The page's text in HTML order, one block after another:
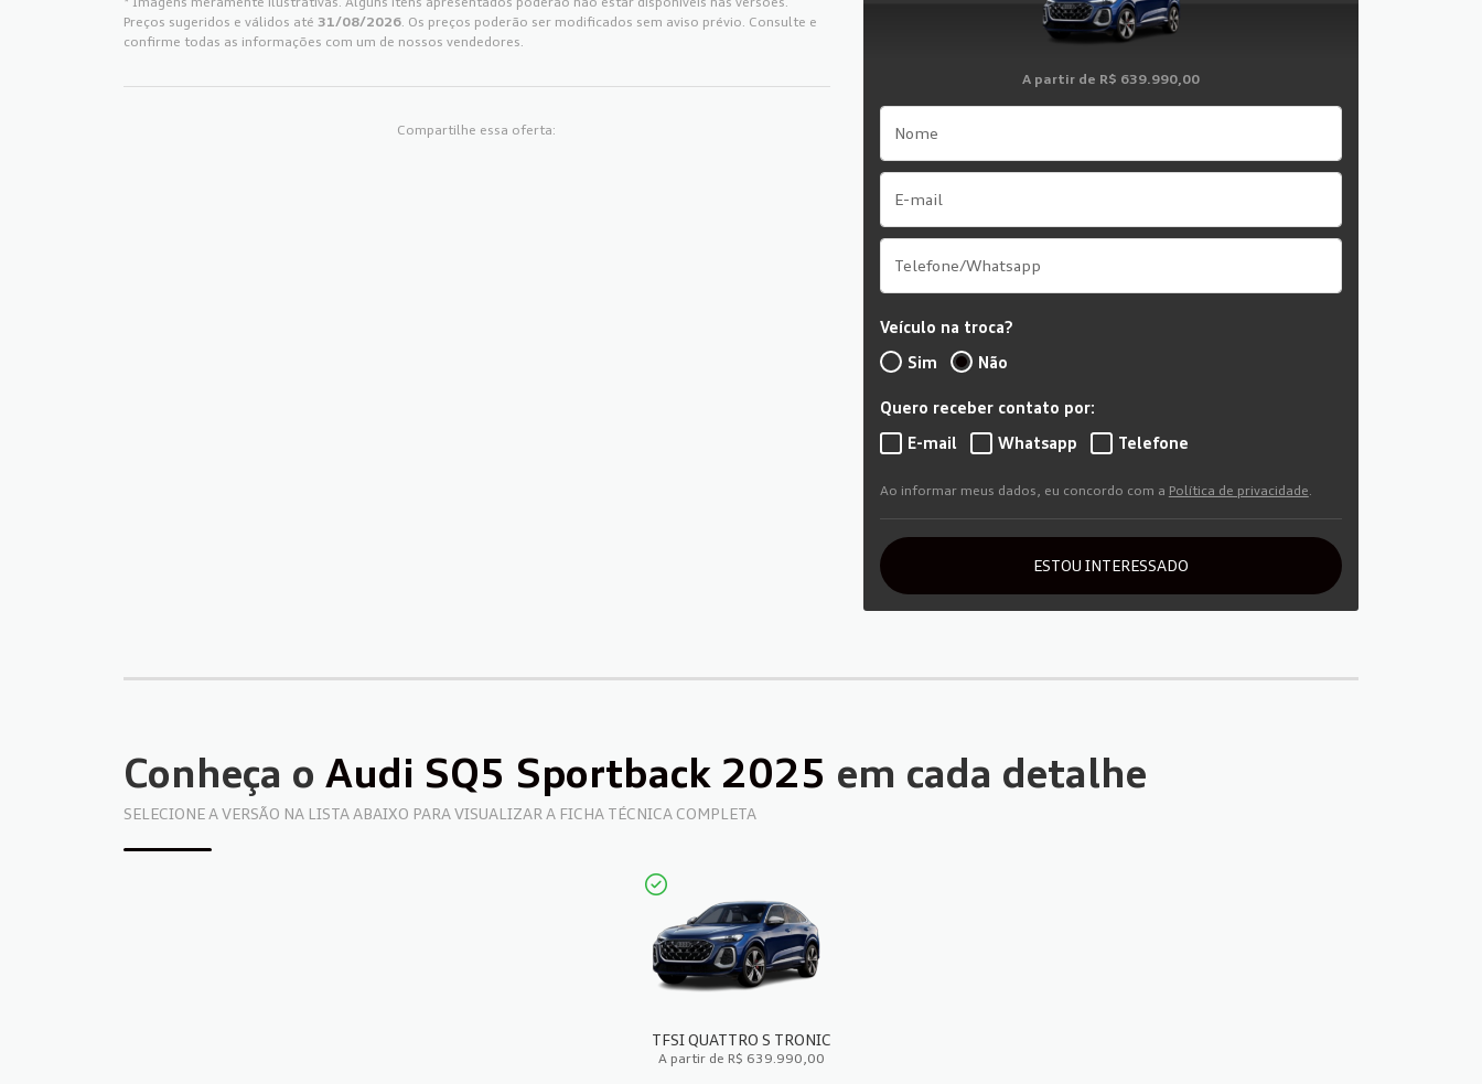
Preços sugeridos e válidos até 31/08/2026. Os preços poderão ser modificados sem aviso prévio. Consulte e
confirme todas as informações com um de nossos vendedores.
Compartilhe essa oferta:
A partir de R$ 639.990,00
Veículo na troca?
Sim
Não
Quero receber contato por:
E-mail
Whatsapp Telefone
Ao informar meus dados, eu concordo com a Política de privacidade.
ESTOU INTERESSADO
Conheça o Audi SQ5 Sportback 2025 em cada detalhe
SELECIONE A VERSÃO NA LISTA ABAIXO PARA VISUALIZAR A FICHA TÉCNICA COMPLETA
TFSI QUATTRO S TRONIC
A partir de R$ 639.990,00